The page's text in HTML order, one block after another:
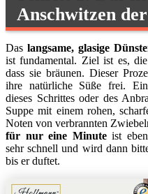
Anschwitzen
Das langsame, glasige
ist fundamental. Ziel ist es,
dass sie bräunen. Dieser
ihre natürliche Süße frei.
dieses Schrittes oder des
Suppe mit einem rohen,
Noten von verbrannten
für nur eine Minuteist
sehr schnell und wird dann
bis er duftet.